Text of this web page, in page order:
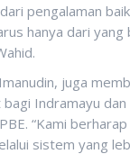
pengalaman
hanya dari
juga
Indramayu
“Kami
sistem yang